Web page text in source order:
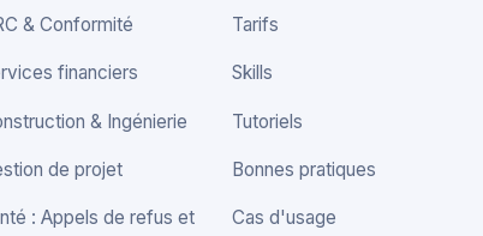
& Conformité
financiers
& Ingénierie
de projet
: Appels de refus et
Tarifs
Skills
Tutoriels
Bonnes pratiques
Cas d'usage